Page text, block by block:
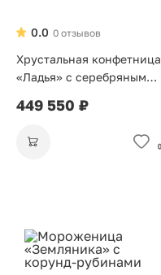
0 отзывов
0.0
Хрустальная конфетница
«Ладья» с серебряным
449 550 ₽